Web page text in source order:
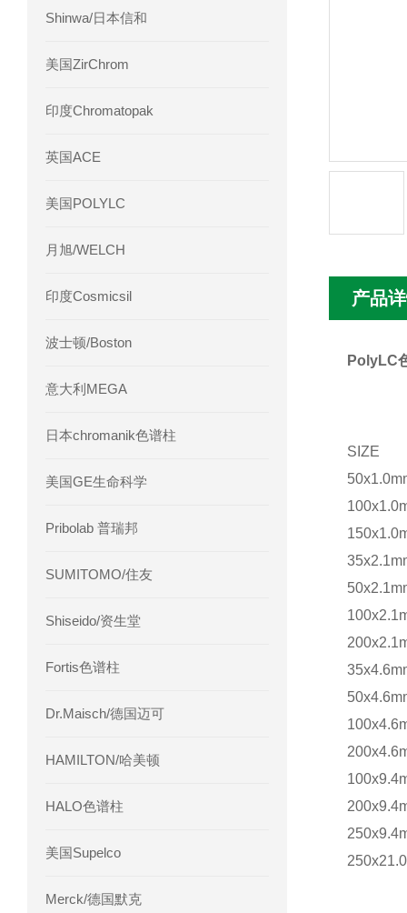
Shinwa/日本信和
美国ZirChrom
印度Chromatopak
英国ACE
美国POLYLC
月旭/WELCH
印度Cosmicsil
波士顿/Boston
意大利MEGA
日本chromanik色谱柱
美国GE生命科学
Pribolab 普瑞邦
SUMITOMO/住友
Shiseido/资生堂
Fortis色谱柱
Dr.Maisch/德国迈可
HAMILTON/哈美顿
HALO色谱柱
美国Supelco
Merck/德国默克
产品
PolyLC
SIZE